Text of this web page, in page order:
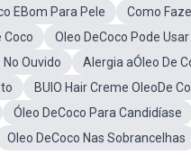
EBom Para Pele
Como
Coco
Oleo DeCoco Pode
No Ouvido
Alergia aÓleo De
BUIO Hair Creme OleoDe
Óleo DeCoco Para Candidíase
Oleo DeCoco Nas Sobrancelhas